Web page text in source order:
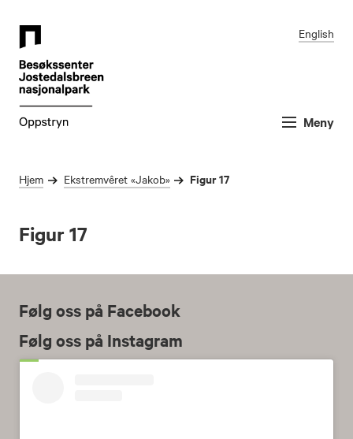
English
Meny
Hjem Ekstremvêret «Jakob» Figur 17
Figur 17
Følg oss på Facebook
Følg oss på Instagram